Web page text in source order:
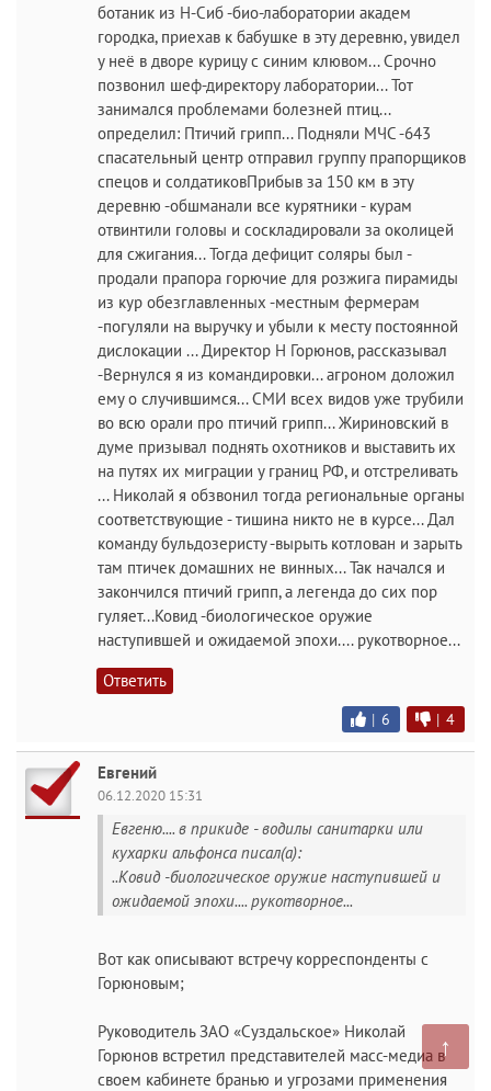
ботаник из Н-Сиб -био-лаборатории академ
городка, приехав к бабушке в эту деревню, увидел
у неё в дворе курицу с синим клювом... Срочно
позвонил шеф-директору лаборатории... Тот
занимался проблемами болезней птиц...
определил: Птичий грипп... Подняли МЧС -643
спасательный центр отправил группу прапорщиков
спецов и солдатиковПрибыв за 150 км в эту
деревню -обшманали все курятники - курам
отвинтили головы и соскладировали за околицей
для сжигания... Тогда дефицит соляры был -
продали прапора горючие для розжига пирамиды
из кур обезглавленных -местным фермерам
-погуляли на выручку и убыли к месту постоянной
дислокации ... Директор Н Горюнов, рассказывал
-Вернулся я из командировки... агроном доложил
ему о случившимся... СМИ всех видов уже трубили
во всю орали про птичий грипп... Жириновский в
думе призывал поднять охотников и выставить их
на путях их миграции у границ РФ, и отстреливать
... Николай я обзвонил тогда региональные органы
соответствующие - тишина никто не в курсе... Дал
команду бульдозеристу -вырыть котлован и зарыть
там птичек домашних не винных... Так начался и
закончился птичий грипп, а легенда до сих пор
гуляет...Ковид -биологическое оружие
наступившей и ожидаемой эпохи.... рукотворное...
Ответить
| 6 | 4
Евгений
06.12.2020 15:31
Евгеню.... в прикиде - водилы санитарки или
кухарки альфонса писал(а):
..Ковид -биологическое оружие наступившей и
ожидаемой эпохи.... рукотворное...
Вот как описывают встречу корреспонденты с
Горюновым;
Руководитель ЗАО «Суздальское» Николай
Горюнов встретил представителей масс-медиа в
своем кабинете бранью и угрозами применения
↑